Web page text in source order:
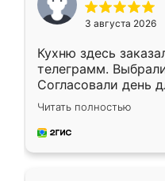
3 августа 2026
Кухню здесь
телеграмм.
Согласовали день
недели кухня была
довольны работой.
мебель за
Читать полностью